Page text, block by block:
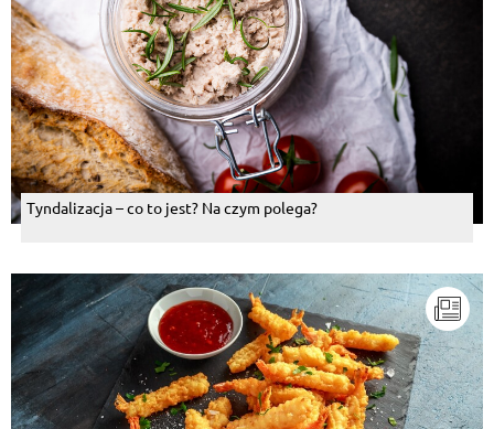
Tyndalizacja – co to jest? Na czym polega?